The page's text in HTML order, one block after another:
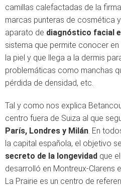
camillas calefactadas de la
marcas punteras de cosmética
aparato de diagnóstico facial
sistema que permite conocer
la piel y que llega a la dermis
problemáticas como manchas
pérdida de densidad, etc.
Tal y como nos explica
centro fuera de Suiza al que
París, Londres y Milán. En
la capital española, el objetivo
secreto de la longevidad que
desarrolló en Montreux-Clarens
La Prairie es un centro de